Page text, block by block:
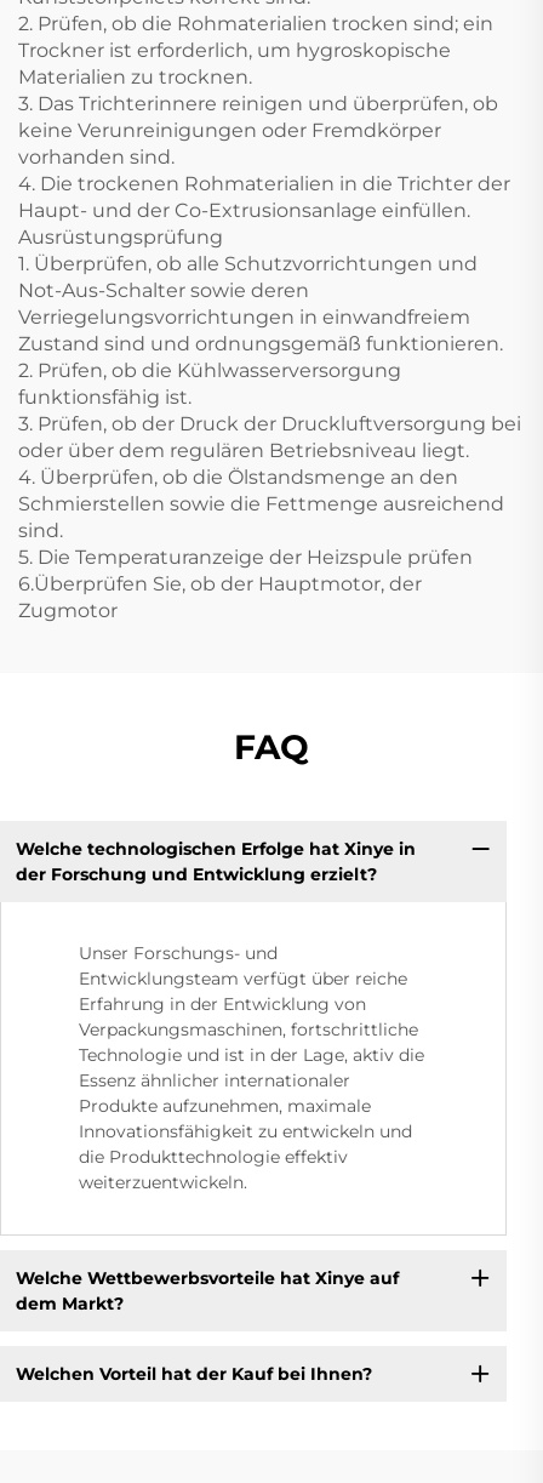
2. Prüfen, ob die Rohmaterialien trocken sind; ein
Trockner ist erforderlich, um hygroskopische
Materialien zu trocknen.
3. Das Trichterinnere reinigen und überprüfen, ob
keine Verunreinigungen oder Fremdkörper
vorhanden sind.
4. Die trockenen Rohmaterialien in die Trichter der
Haupt- und der Co-Extrusionsanlage einfüllen.
Ausrüstungsprüfung
1. Überprüfen, ob alle Schutzvorrichtungen und
Not-Aus-Schalter sowie deren
Verriegelungsvorrichtungen in einwandfreiem
Zustand sind und ordnungsgemäß funktionieren.
2. Prüfen, ob die Kühlwasserversorgung
funktionsfähig ist.
3. Prüfen, ob der Druck der Druckluftversorgung bei
oder über dem regulären Betriebsniveau liegt.
4. Überprüfen, ob die Ölstandsmenge an den
Schmierstellen sowie die Fettmenge ausreichend
sind.
5. Die Temperaturanzeige der Heizspule prüfen
6.Überprüfen Sie, ob der Hauptmotor, der
Zugmotor
FAQ
Welche technologischen Erfolge hat Xinye in
der Forschung und Entwicklung erzielt?
Unser Forschungs- und
Entwicklungsteam verfügt über reiche
Erfahrung in der Entwicklung von
Verpackungsmaschinen, fortschrittliche
Technologie und ist in der Lage, aktiv die
Essenz ähnlicher internationaler
Produkte aufzunehmen, maximale
Innovationsfähigkeit zu entwickeln und
die Produkttechnologie effektiv
weiterzuentwickeln.
Welche Wettbewerbsvorteile hat Xinye auf
dem Markt?
Welchen Vorteil hat der Kauf bei Ihnen?